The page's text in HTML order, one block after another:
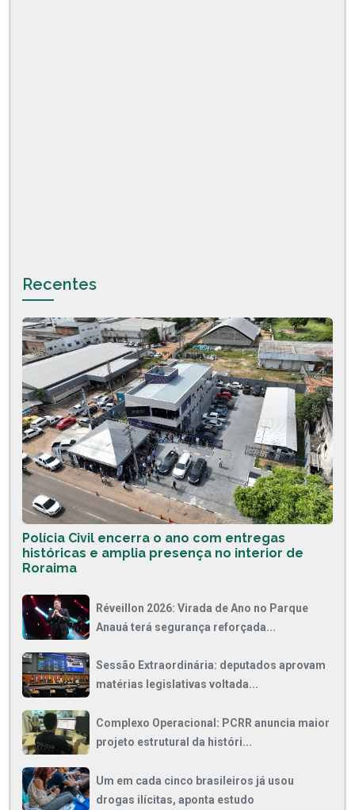
Recentes
Polícia Civil encerra o ano com entregas
históricas e amplia presença no interior de
Roraima
Réveillon 2026: Virada de Ano no Parque
Anauá terá segurança reforçada...
Sessão Extraordinária: deputados aprovam
matérias legislativas voltada...
Complexo Operacional: PCRR anuncia maior
projeto estrutural da históri...
Um em cada cinco brasileiros já usou
drogas ilícitas, aponta estudo